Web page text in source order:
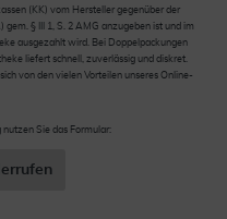
(KK) vom Hersteller gegenüber der
§ III 1, S. 2 AMG anzugeben ist und im
ausgezahlt wird. Bei Doppelpackungen
liefert schnell, zuverlässig und diskret.
von den vielen Vorteilen unseres Online-
Sie das Formular: